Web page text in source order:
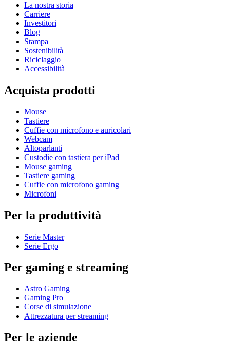
La nostra storia
Carriere
Investitori
Blog
Stampa
Sostenibilità
Riciclaggio
Accessibilità
Acquista prodotti
Mouse
Tastiere
Cuffie con microfono e auricolari
Webcam
Altoparlanti
Custodie con tastiera per iPad
Mouse gaming
Tastiere gaming
Cuffie con microfono gaming
Microfoni
Per la produttività
Serie Master
Serie Ergo
Per gaming e streaming
Astro Gaming
Gaming Pro
Corse di simulazione
Attrezzatura per streaming
Per le aziende